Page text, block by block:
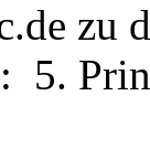
zu
5.